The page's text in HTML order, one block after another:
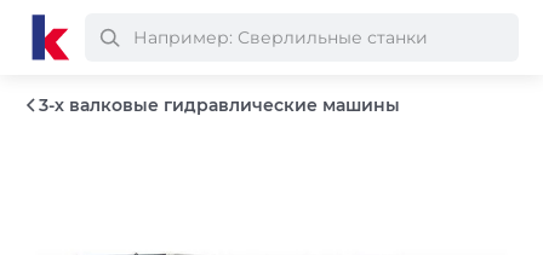
3-х валковые гидравлические машины